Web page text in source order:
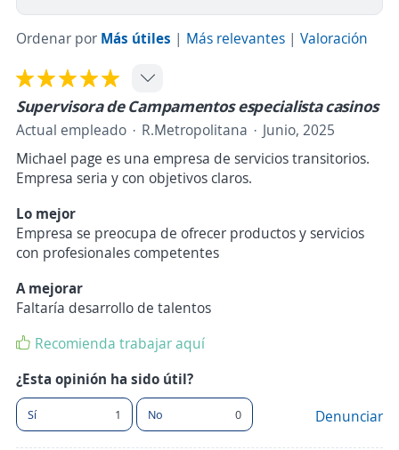
Ordenar por Más útiles | Más relevantes | Valoración
Supervisora de Campamentos especialista casinos
Actual empleado R.Metropolitana
Junio, 2025
Michael page es una empresa de servicios transitorios.
Empresa seria y con objetivos claros.
Lo mejor
Empresa se preocupa de ofrecer productos y servicios
con profesionales competentes
A mejorar
Faltaría desarrollo de talentos
Recomienda trabajar aquí
¿Esta opinión ha sido útil?
Sí 1 No 0 Denunciar